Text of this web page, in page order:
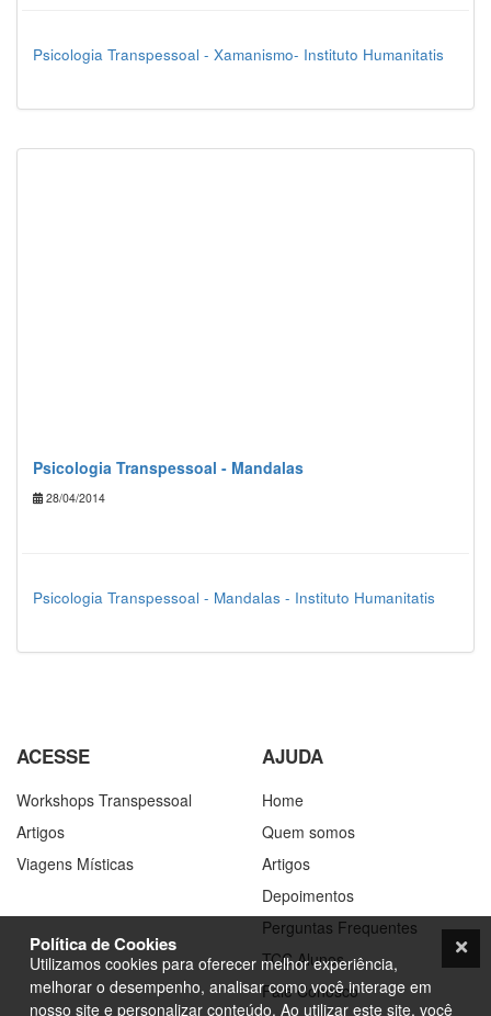
Psicologia Transpessoal - Xamanismo- Instituto Humanitatis
Psicologia Transpessoal - Mandalas
28/04/2014
Psicologia Transpessoal - Mandalas - Instituto Humanitatis
ACESSE
Workshops Transpessoal
Artigos
Viagens Místicas
AJUDA
Home
Quem somos
Artigos
Depoimentos
Perguntas Frequentes
TCC Alunos
Fale Conosco
Política de Cookies
Utilizamos cookies para oferecer melhor experiência,
melhorar o desempenho, analisar como você interage em
nosso site e personalizar conteúdo. Ao utilizar este site, você